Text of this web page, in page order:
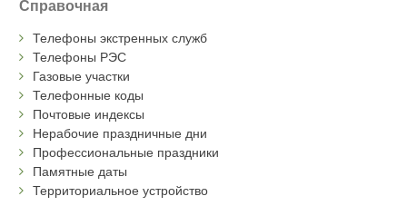
Справочная
Телефоны экстренных служб
Телефоны РЭС
Газовые участки
Телефонные коды
Почтовые индексы
Нерабочие праздничные дни
Профессиональные праздники
Памятные даты
Территориальное устройство